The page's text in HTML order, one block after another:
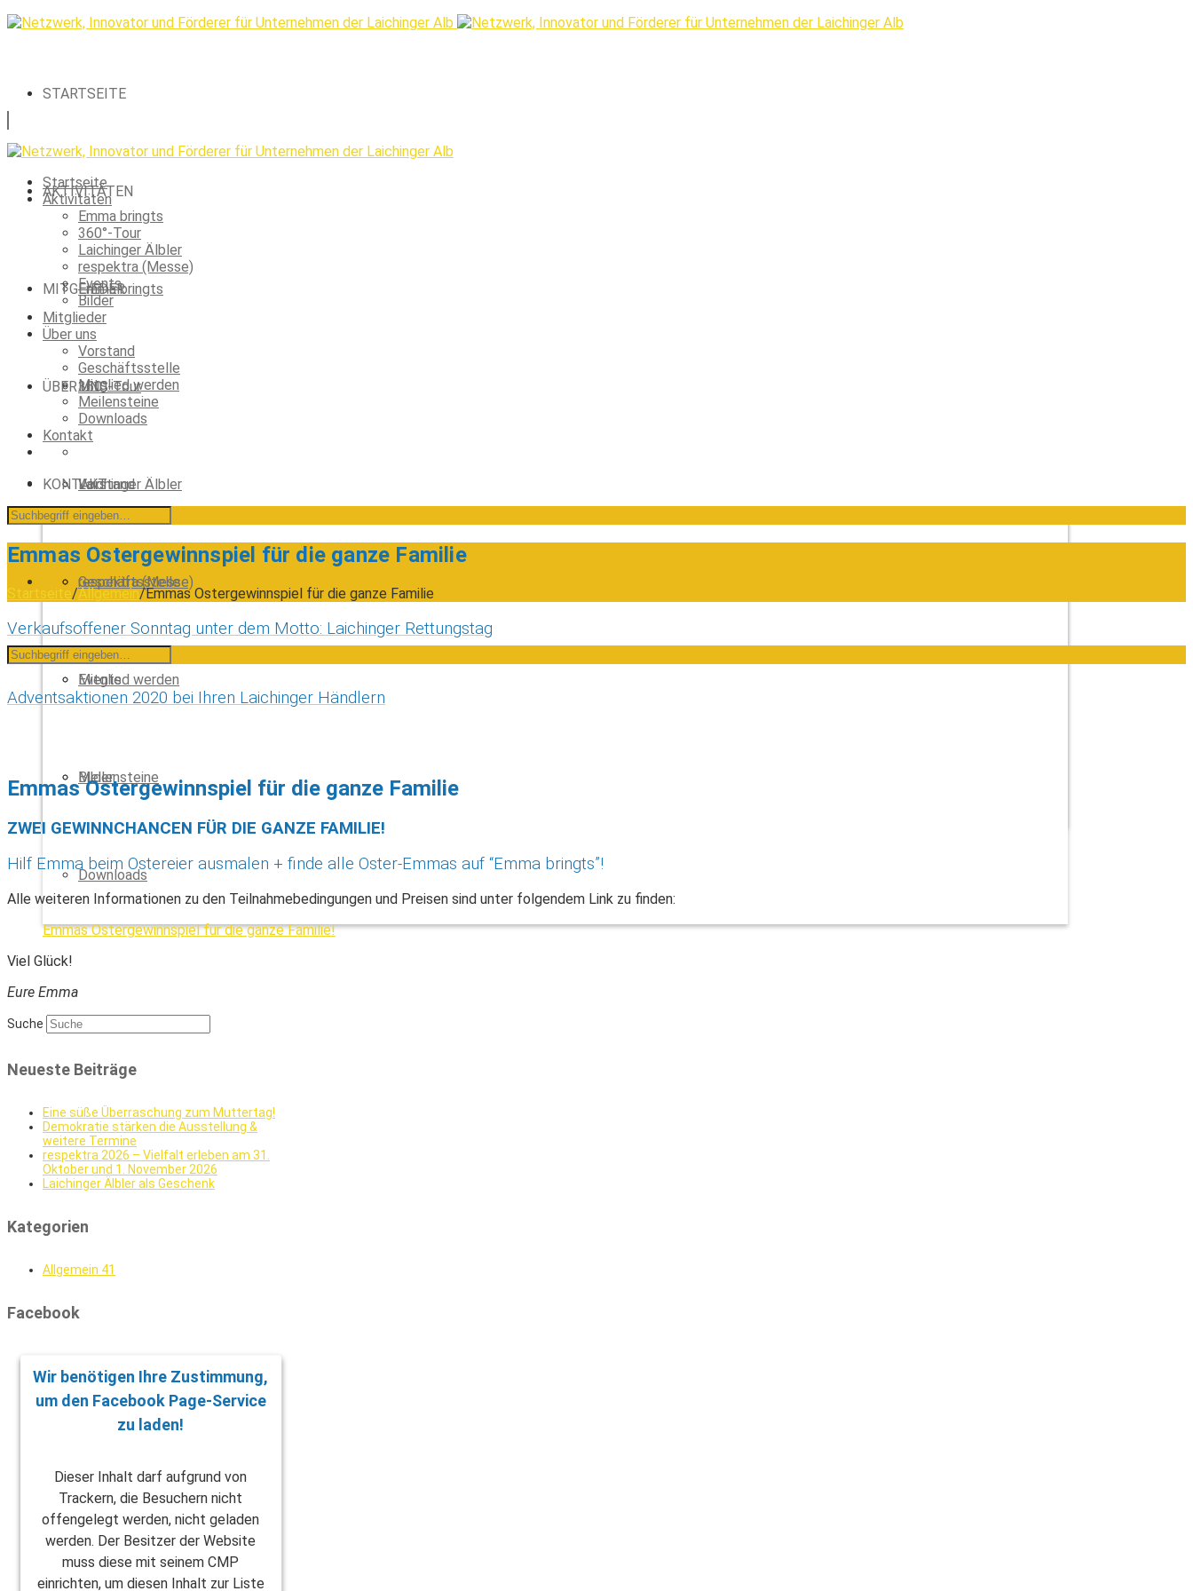
STARTSEITE
AKTIVITÄTEN
Emma bringts
360°-Tour
Laichinger Älbler
respektra (Messe)
Events
Bilder
MITGLIEDER
ÜBER UNS
Vorstand
Geschäftsstelle
Mitglied werden
Meilensteine
Downloads
KONTAKT
Startseite
Aktivitäten
Emma bringts
360°-Tour
Laichinger Älbler
respektra (Messe)
Events
Bilder
Mitglieder
Über uns
Vorstand
Geschäftsstelle
Mitglied werden
Meilensteine
Downloads
Kontakt
Emmas Ostergewinnspiel für die ganze Familie
Startseite/Allgemein/Emmas Ostergewinnspiel für die ganze Familie
Verkaufsoffener Sonntag unter dem Motto: Laichinger Rettungstag
Adventsaktionen 2020 bei Ihren Laichinger Händlern
Emmas Ostergewinnspiel für die ganze Familie
ZWEI GEWINNCHANCEN FÜR DIE GANZE FAMILIE!
Hilf Emma beim Ostereier ausmalen + finde alle Oster-Emmas auf “Emma bringts”!
Alle weiteren Informationen zu den Teilnahmebedingungen und Preisen sind unter folgendem Link zu finden:
Emmas Ostergewinnspiel für die ganze Familie!
Viel Glück!
Eure Emma
Suche
Neueste Beiträge
Eine süße Überraschung zum Muttertag!
Demokratie stärken die Ausstellung &
weitere Termine
respektra 2026 – Vielfalt erleben am 31.
Oktober und 1. November 2026
Laichinger Älbler als Geschenk
Kategorien
Allgemein 41
Facebook
Wir benötigen Ihre Zustimmung,
um den Facebook Page-Service
zu laden!
Dieser Inhalt darf aufgrund von
Trackern, die Besuchern nicht
offengelegt werden, nicht geladen
werden. Der Besitzer der Website
muss diese mit seinem CMP
einrichten, um diesen Inhalt zur Liste